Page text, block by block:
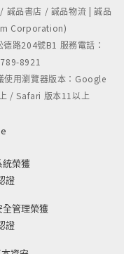
用小錢過好生
級餐廳：跨界才子
手打造集客率多同
營擁有上千家連鎖
麼靠著「讓利給顧
有所貢獻，希望讓
時尚品牌JINS如
領先業界、開發更
品書店 / 誠品物流 | 誠品
Corporation)
路204號B1 服務電話：
8921
使用瀏覽器版本：Google
/ Safari 版本11以上
榮獲
證
管理榮獲
證